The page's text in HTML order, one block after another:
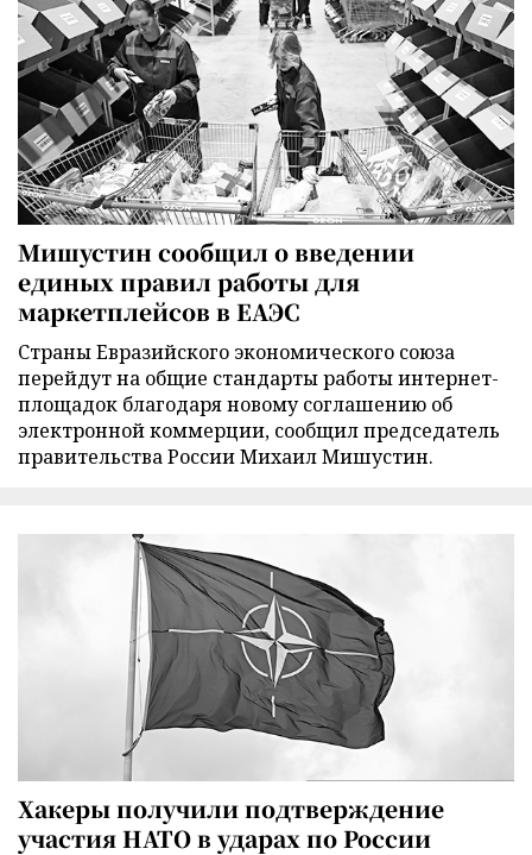
Мишустин сообщил о введении
единых правил работы для
маркетплейсов в ЕАЭС
Страны Евразийского экономического союза
перейдут на общие стандарты работы интернет-
площадок благодаря новому соглашению об
электронной коммерции, сообщил председатель
правительства России Михаил Мишустин.
Хакеры получили подтверждение
участия НАТО в ударах по России